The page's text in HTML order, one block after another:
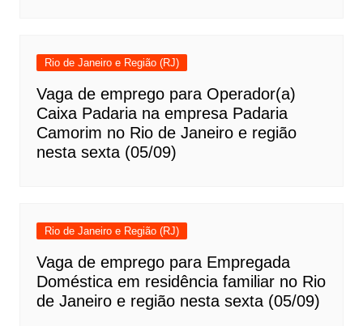
Rio de Janeiro e Região (RJ)
Vaga de emprego para Operador(a)
Caixa Padaria na empresa Padaria
Camorim no Rio de Janeiro e região
nesta sexta (05/09)
Rio de Janeiro e Região (RJ)
Vaga de emprego para Empregada
Doméstica em residência familiar no Rio
de Janeiro e região nesta sexta (05/09)